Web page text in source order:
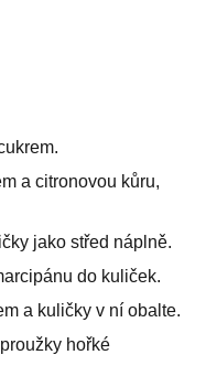
a citronovou kůru,
jako střed náplně.
do kuliček.
a kuličky v ní obalte.
hořké